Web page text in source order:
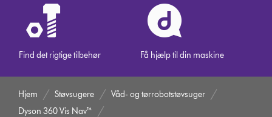
Find det rigtige tilbehør Få hjælp til din maskine
Hjem Støvsugere
Våd- og tørrobotstøvsuger
Dyson 360 Vis Nav™